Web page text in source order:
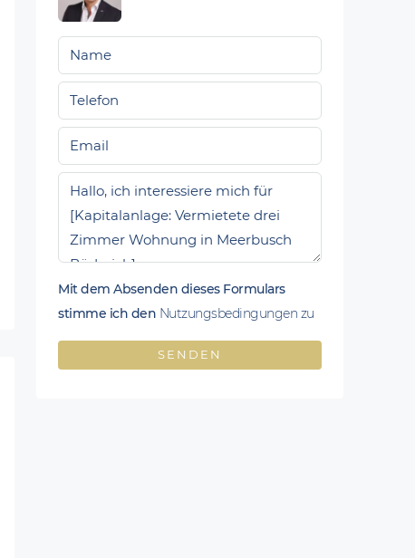
Mit dem Absenden dieses Formulars
stimme ich den Nutzungsbedingungen zu
SENDEN